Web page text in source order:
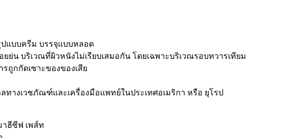
ปแบบครีม บรรจุแบบหลอด
ย่น บริเวณที่ผิวหนังไม่เรียบเสมอกัน โดยเฉพาะบริเวณรอบทวารเทียม
รถูกกัดเซาะของของเสีย
างเวชภัณฑ์และเครื่องมือแพทย์ในประเทศอเมริกา หรือ ยุโรป
าฮีซีฟ เพส์ท